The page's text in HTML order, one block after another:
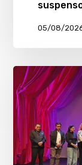
05/08/